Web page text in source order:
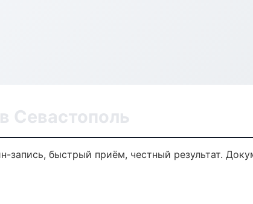
Севастополь
запись, быстрый приём, честный результат.